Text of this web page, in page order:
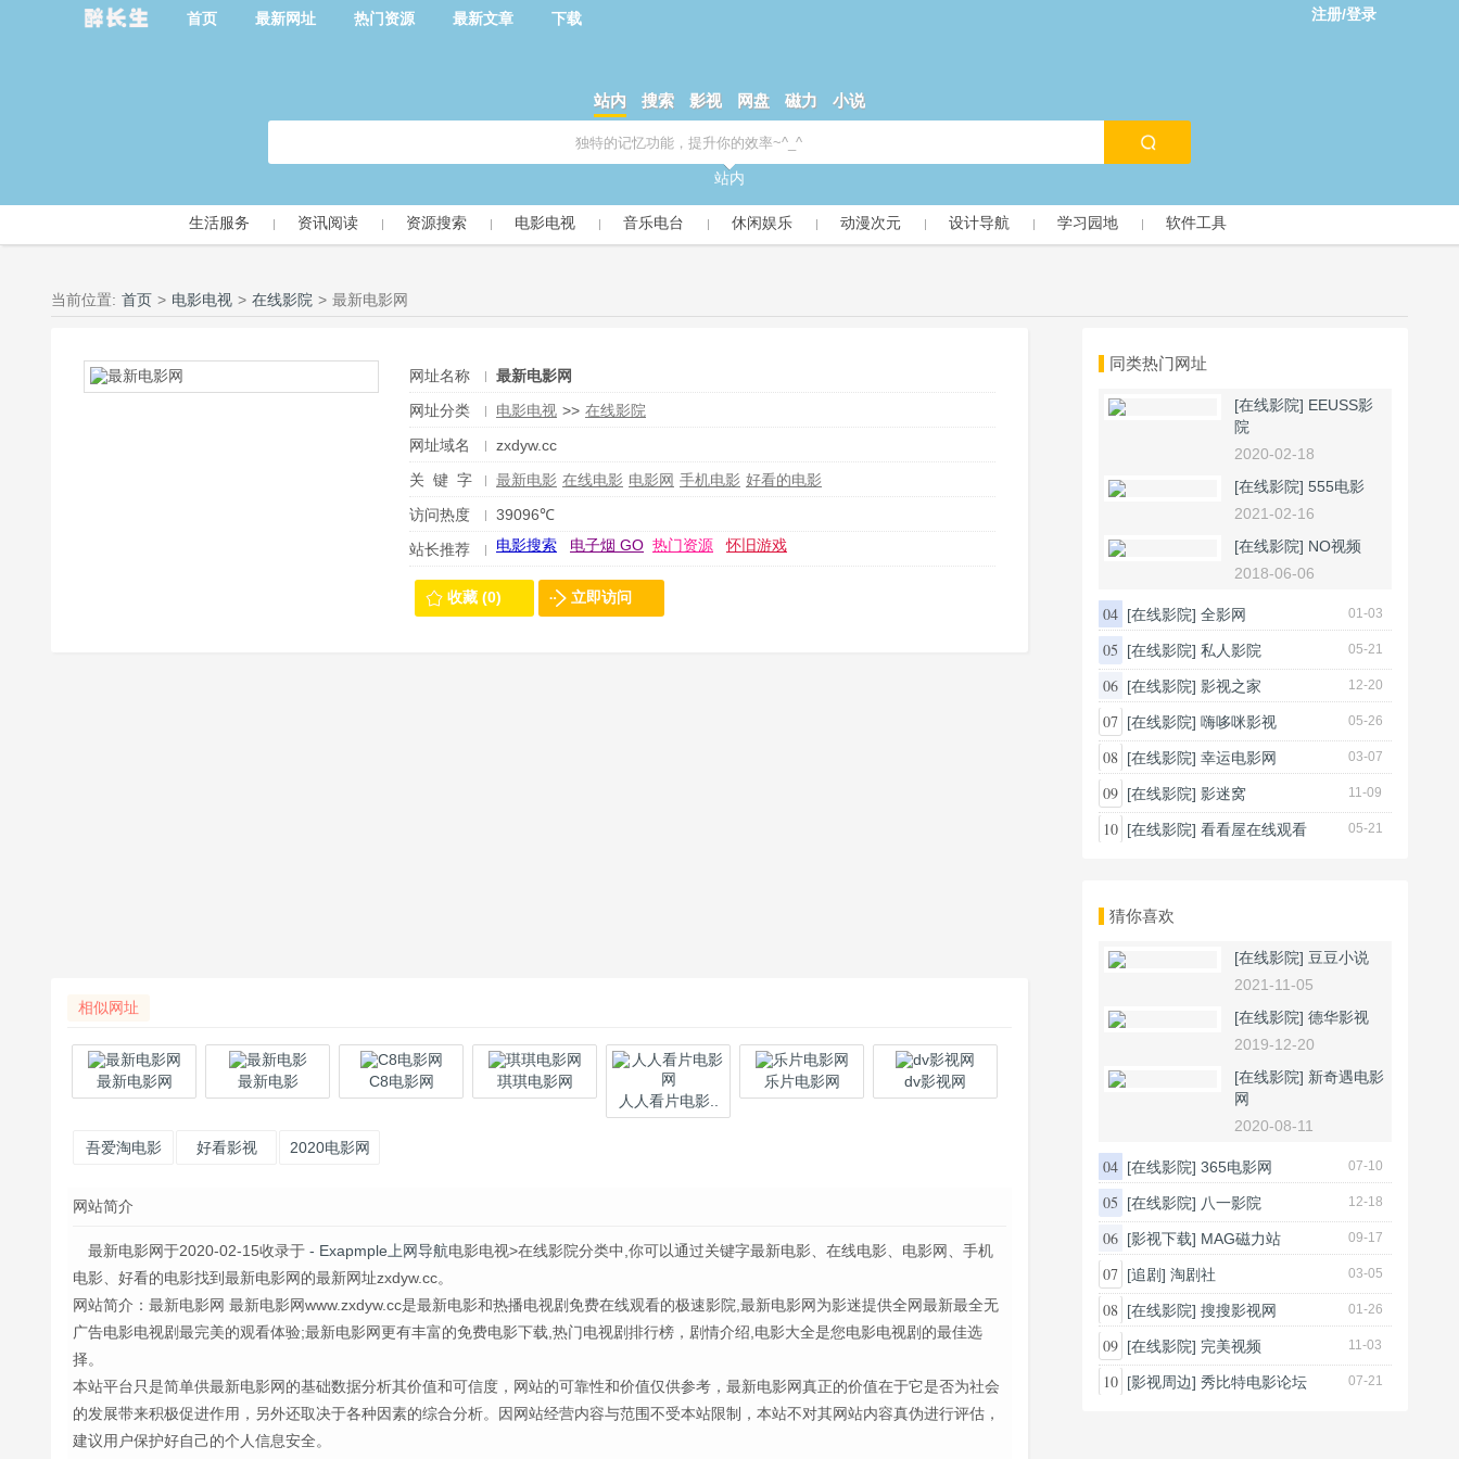
首页 最新网址 热门资源 最新文章 下载 注册/登录
站内 搜索 影视 网盘 磁力 小说
站内
生活服务 资讯阅读 资源搜索 电影电视 音乐电台 休闲娱乐 动漫次元 设计导航 学习园地 软件工具
当前位置: 首页 > 电影电视 > 在线影院 > 最新电影网
网址名称
最新电影网
网址分类
电影电视 >> 在线影院
网址域名
zxdyw.cc
关 键 字
最新电影 在线电影 电影网 手机电影 好看的电影
访问热度
39096℃
站长推荐
电影搜索 电子烟 GO 热门资源 怀旧游戏
收藏 (0) 立即访问
相似网址
最新电影网 最新电影 C8电影网
琪琪电影网
人人看片电影..
乐片电影网 dv影视网
吾爱淘电影 好看影视 2020电影网
网站简介
最新电影网于2020-02-15收录于 - Exapmple上网导航电影电视>在线影院分类中,你可以通过关键字最新电影、在线电影、电影网、手机
电影、好看的电影找到最新电影网的最新网址zxdyw.cc。
网站简介：最新电影网 最新电影网www.zxdyw.cc是最新电影和热播电视剧免费在线观看的极速影院,最新电影网为影迷提供全网最新最全无
广告电影电视剧最完美的观看体验;最新电影网更有丰富的免费电影下载,热门电视剧排行榜，剧情介绍,电影大全是您电影电视剧的最佳选
择。
本站平台只是简单供最新电影网的基础数据分析其价值和可信度，网站的可靠性和价值仅供参考，最新电影网真正的价值在于它是否为社会
的发展带来积极促进作用，另外还取决于各种因素的综合分析。因网站经营内容与范围不受本站限制，本站不对其网站内容真伪进行评估，
建议用户保护好自己的个人信息安全。
同类热门网址
[在线影院] EEUSS影
院
2020-02-18
[在线影院] 555电影
2021-02-16
[在线影院] NO视频
2018-06-06
04 [在线影院] 全影网 01-03
05 [在线影院] 私人影院 05-21
06 [在线影院] 影视之家 12-20
07 [在线影院] 嗨哆咪影视 05-26
08 [在线影院] 幸运电影网 03-07
09 [在线影院] 影迷窝 11-09
10 [在线影院] 看看屋在线观看 05-21
猜你喜欢
[在线影院] 豆豆小说
2021-11-05
[在线影院] 德华影视
2019-12-20
[在线影院] 新奇遇电影
网
2020-08-11
04 [在线影院] 365电影网 07-10
05 [在线影院] 八一影院 12-18
06 [影视下载] MAG磁力站 09-17
07 [追剧] 淘剧社 03-05
08 [在线影院] 搜搜影视网 01-26
09 [在线影院] 完美视频 11-03
10 [影视周边] 秀比特电影论坛 07-21